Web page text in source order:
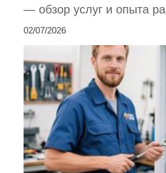
— обзор услуг и опыта
02/07/2026